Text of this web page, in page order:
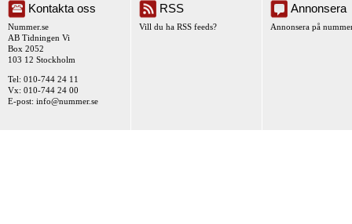
Kontakta oss
Nummer.se
AB Tidningen Vi
Box 2052
103 12 Stockholm
Tel: 010-744 24 11
Vx: 010-744 24 00
E-post: info@nummer.se
RSS
Vill du ha RSS feeds?
Annonsera
Annonsera på